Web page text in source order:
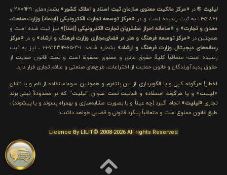
لیلیت ® در «مرکز مالکیت معنوی سازمان ثبت اسناد و املاک کشور»
بشماره‌های: ۲۸۰۹۲۹ و
۴۵۱۸۴۱ ، به ثبت رسیده است و در
«مرکز توسعه تجارت الکترونیکی (اینماد) وزارت صنعت،
معدن و تجارت» و «سامانه احراز مشتریان تجارت الکترونیکی (اِمتا)» نیز ثبت شده است و
همچنین در «مرکز توسعه فرهنگ و هنر در فضای‌مجازی وزارت فرهنگ و ارشاد» و در«مرکز
رسانه‌های دیجیتال وزارت فرهنگ و ارشاد»
بشماره شامَد: ۱-۳-۶۵-۷۱۲۳۹۹-۱-۱ ، نیز به ثبت
رسیده است؛ متعاقباً کلیهٔ حقوق مادی و معنوی محفوظ است و تحت قانون حمایت از
حقوق پدیدآورندگان و قانون حمایت از اختراعات، طرح‌های صنعتی و علائم تجاری قرار دارد.
اخطار! هرگونه کپی و یا الگوبرداری از این پلتفرم و همچنین سوءاستفاده از نام و یا نشان
«لیلیت» و یا هرگونه استفاده و فعالیت تحت عنوان “لیلیت” که در محدودهٔ ثبتی برند
تجاری «لیلیت» انجام گیرد (چه عیناً و یا بصورت مشابه‌سازی و بهمراه پسوند و یا پیشوند) ؛
طبق قانون ممنوع است و متعاقباً پیگرد قانونی و قضایی خواهد داشت!
Licence By LILIT© 2008-2026 All rights Reserved